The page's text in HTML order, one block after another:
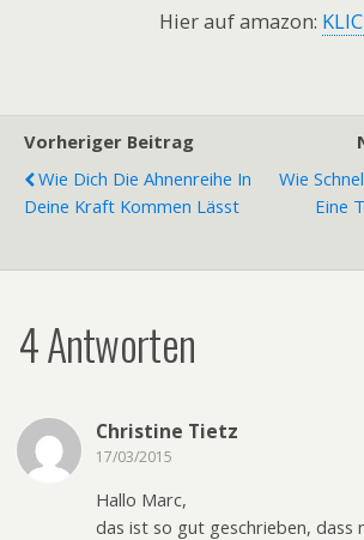
Hier auf amazon:
Vorheriger Beitrag
Wie Dich Die Ahnenreihe In
Deine Kraft Kommen Lässt
Wie
Eine
4 Antworten
Christine Tietz
17/03/2015
Hallo Marc,
das ist so gut geschrieben, dass